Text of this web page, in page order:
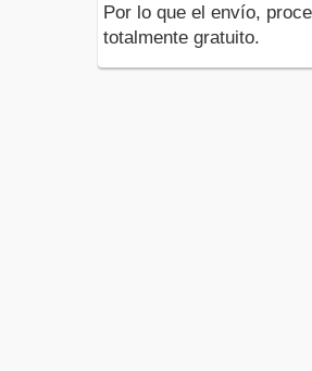
Por lo que el envío,
totalmente gratuito.